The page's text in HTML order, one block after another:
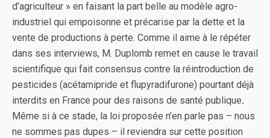
d’agriculteur » en faisant la part belle au modèle agro-
industriel qui empoisonne et précarise par la dette et la
vente de productions à perte. Comme il aime à le répéter
dans ses interviews, M. Duplomb remet en cause le travail
scientifique qui fait consensus contre la réintroduction de
pesticides (acétamipride et flupyradifurone) pourtant déjà
interdits en France pour des raisons de santé publique.
Même si à ce stade, la loi proposée n’en parle pas – nous
ne sommes pas dupes – il reviendra sur cette position